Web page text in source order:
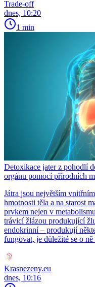
Trade-off
dnes, 10:20
1 min
Detoxikace jater z pohodlí
orgánu pomocí přírodních
Játra jsou největším
hmotnosti těla a na starost
prvkem nejen v
trávicí žlázou produkující
endokrinní – produkují
fungovat, je důležité se o ně
Krasnezeny.eu
dnes, 10:16